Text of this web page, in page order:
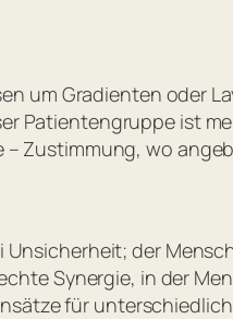
um Gradienten oder
Patientengruppe ist
Zustimmung, wo
der
Synergie, in der
für